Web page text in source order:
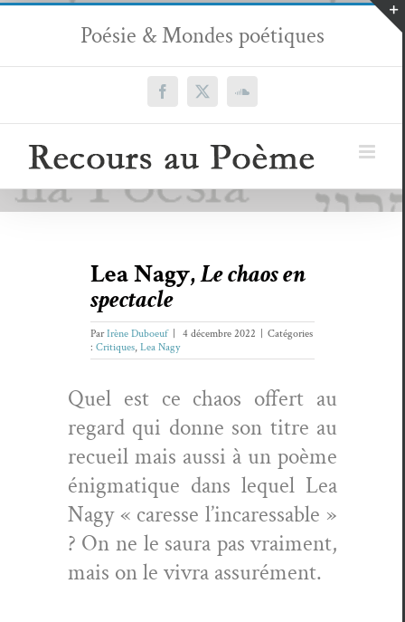
Passer
contenu
Poésie & Mondes poétiques
Facebook
X SoundCloud
Lea Nagy,Le chaos en
spectacle
ParIrène Duboeuf 4 décembre 2022
Catégories
: Critiques, Lea Nagy
Quel est ce chaos offert au
regard qui donne son titre au
recueil mais aus­si à un poème
énig­ma­tique dans lequel Lea
Nagy « caresse l’incaressable »
? On ne le saura pas vrai­ment,
mais on le vivra assurément.